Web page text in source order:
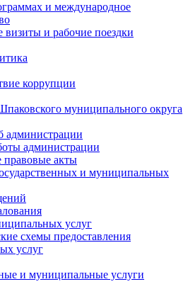
и международное
и рабочие поездки
коррупции
муниципального округа
администрации
администрации
акты
и муниципальных
услуг
схемы предоставления
услуг
и муниципальные услуги